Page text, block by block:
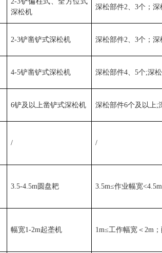
深松机
深松部件2、3个；深
2-3铲凿铲式深松机 深松部件2、3个；深
4-5铲凿铲式深松机 深松部件4、5个;深
6铲及以上凿铲式深松机 深松部件6个及以上;
/ /
3.5-4.5m 圆盘耙 3.5m≤作业幅宽<4.5m
幅宽1-2m起垄机 1m≤工作幅宽＜2m